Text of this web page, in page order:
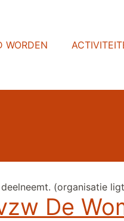
WORDEN
(organisatie
De